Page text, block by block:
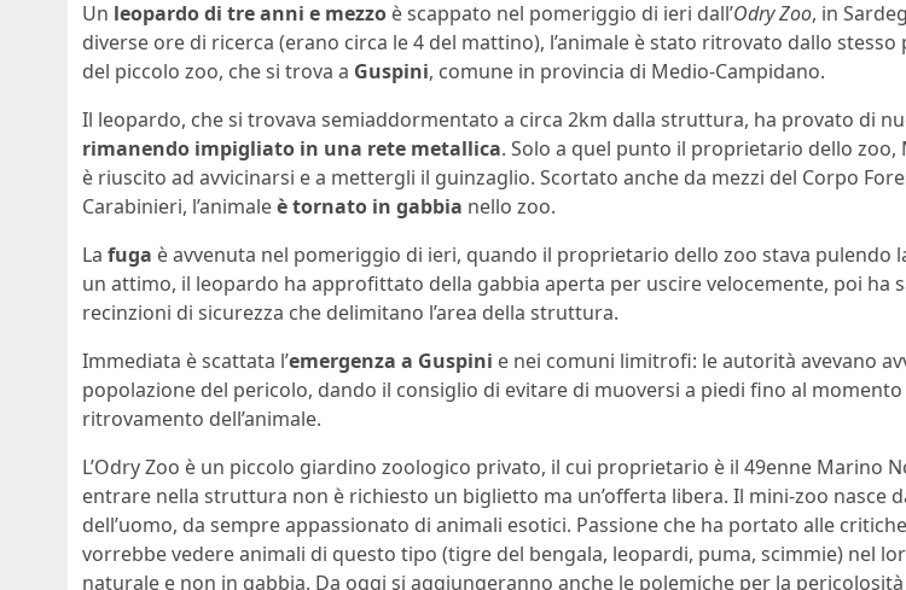
Un leopardo di tre anni e mezzo è scappato nel pomeriggio di ieri dall’Odry Zoo, in
diverse ore di ricerca (erano circa le 4 del mattino), l’animale è stato ritrovato dallo
del piccolo zoo, che si trova a Guspini, comune in provincia di Medio-Campidano.
Il leopardo, che si trovava semiaddormentato a circa 2km dalla struttura, ha provato di
rimanendo impigliato in una rete metallica. Solo a quel punto il proprietario dello zoo,
è riuscito ad avvicinarsi e a mettergli il guinzaglio. Scortato anche da mezzi del Corpo
Carabinieri, l’animaleè tornato in gabbia nello zoo.
La fuga è avvenuta nel pomeriggio di ieri, quando il proprietario dello zoo stava pulendo
un attimo, il leopardo ha approfittato della gabbia aperta per uscire velocemente, poi ha
recinzioni di sicurezza che delimitano l’area della struttura.
Immediata è scattata l’emergenza a Guspini e nei comuni limitrofi: le autorità avevano
popolazione del pericolo, dando il consiglio di evitare di muoversi a piedi fino al momento
ritrovamento dell’animale.
L’Odry Zoo è un piccolo giardino zoologico privato, il cui proprietario è il 49enne Marino
entrare nella struttura non è richiesto un biglietto ma un’offerta libera. Il mini-zoo nasce
dell’uomo, da sempre appassionato di animali esotici. Passione che ha portato alle
vorrebbe vedere animali di questo tipo (tigre del bengala, leopardi, puma, scimmie) nel
naturale e non in gabbia. Da oggi si aggiungeranno anche le polemiche per la